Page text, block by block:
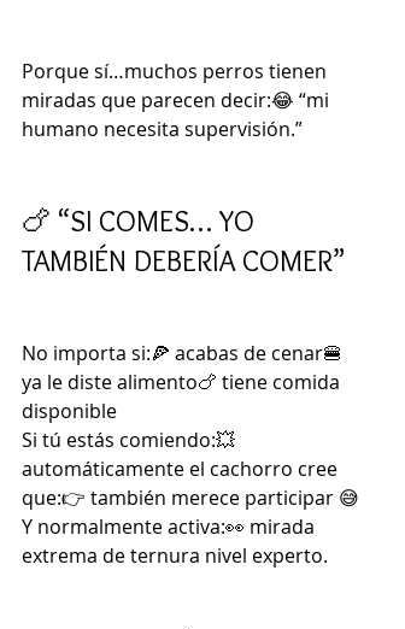
Porque sí…muchos perros tienen
miradas que parecen decir:😂 “mi
humano necesita supervisión.”
🍗 “SI COMES… YO
TAMBIÉN DEBERÍA COMER”
No importa si:🍕 acabas de cenar🍔
ya le diste alimento🍗 tiene comida
disponible
Si tú estás comiendo:💥
automáticamente el cachorro cree
que:👉 también merece participar 😅
Y normalmente activa:👀 mirada
extrema de ternura nivel experto.